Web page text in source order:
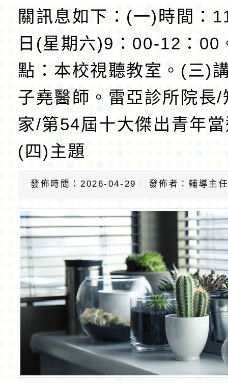
關訊息如下：(一)時間：
日(星期六)9：00-12：00
點：本校視聽教室。(三)
子堯醫師。雷亞診所院長/
家/第54屆十大傑出青年
(四)主題
發佈時間：2026-04-29 發佈者：輔導主